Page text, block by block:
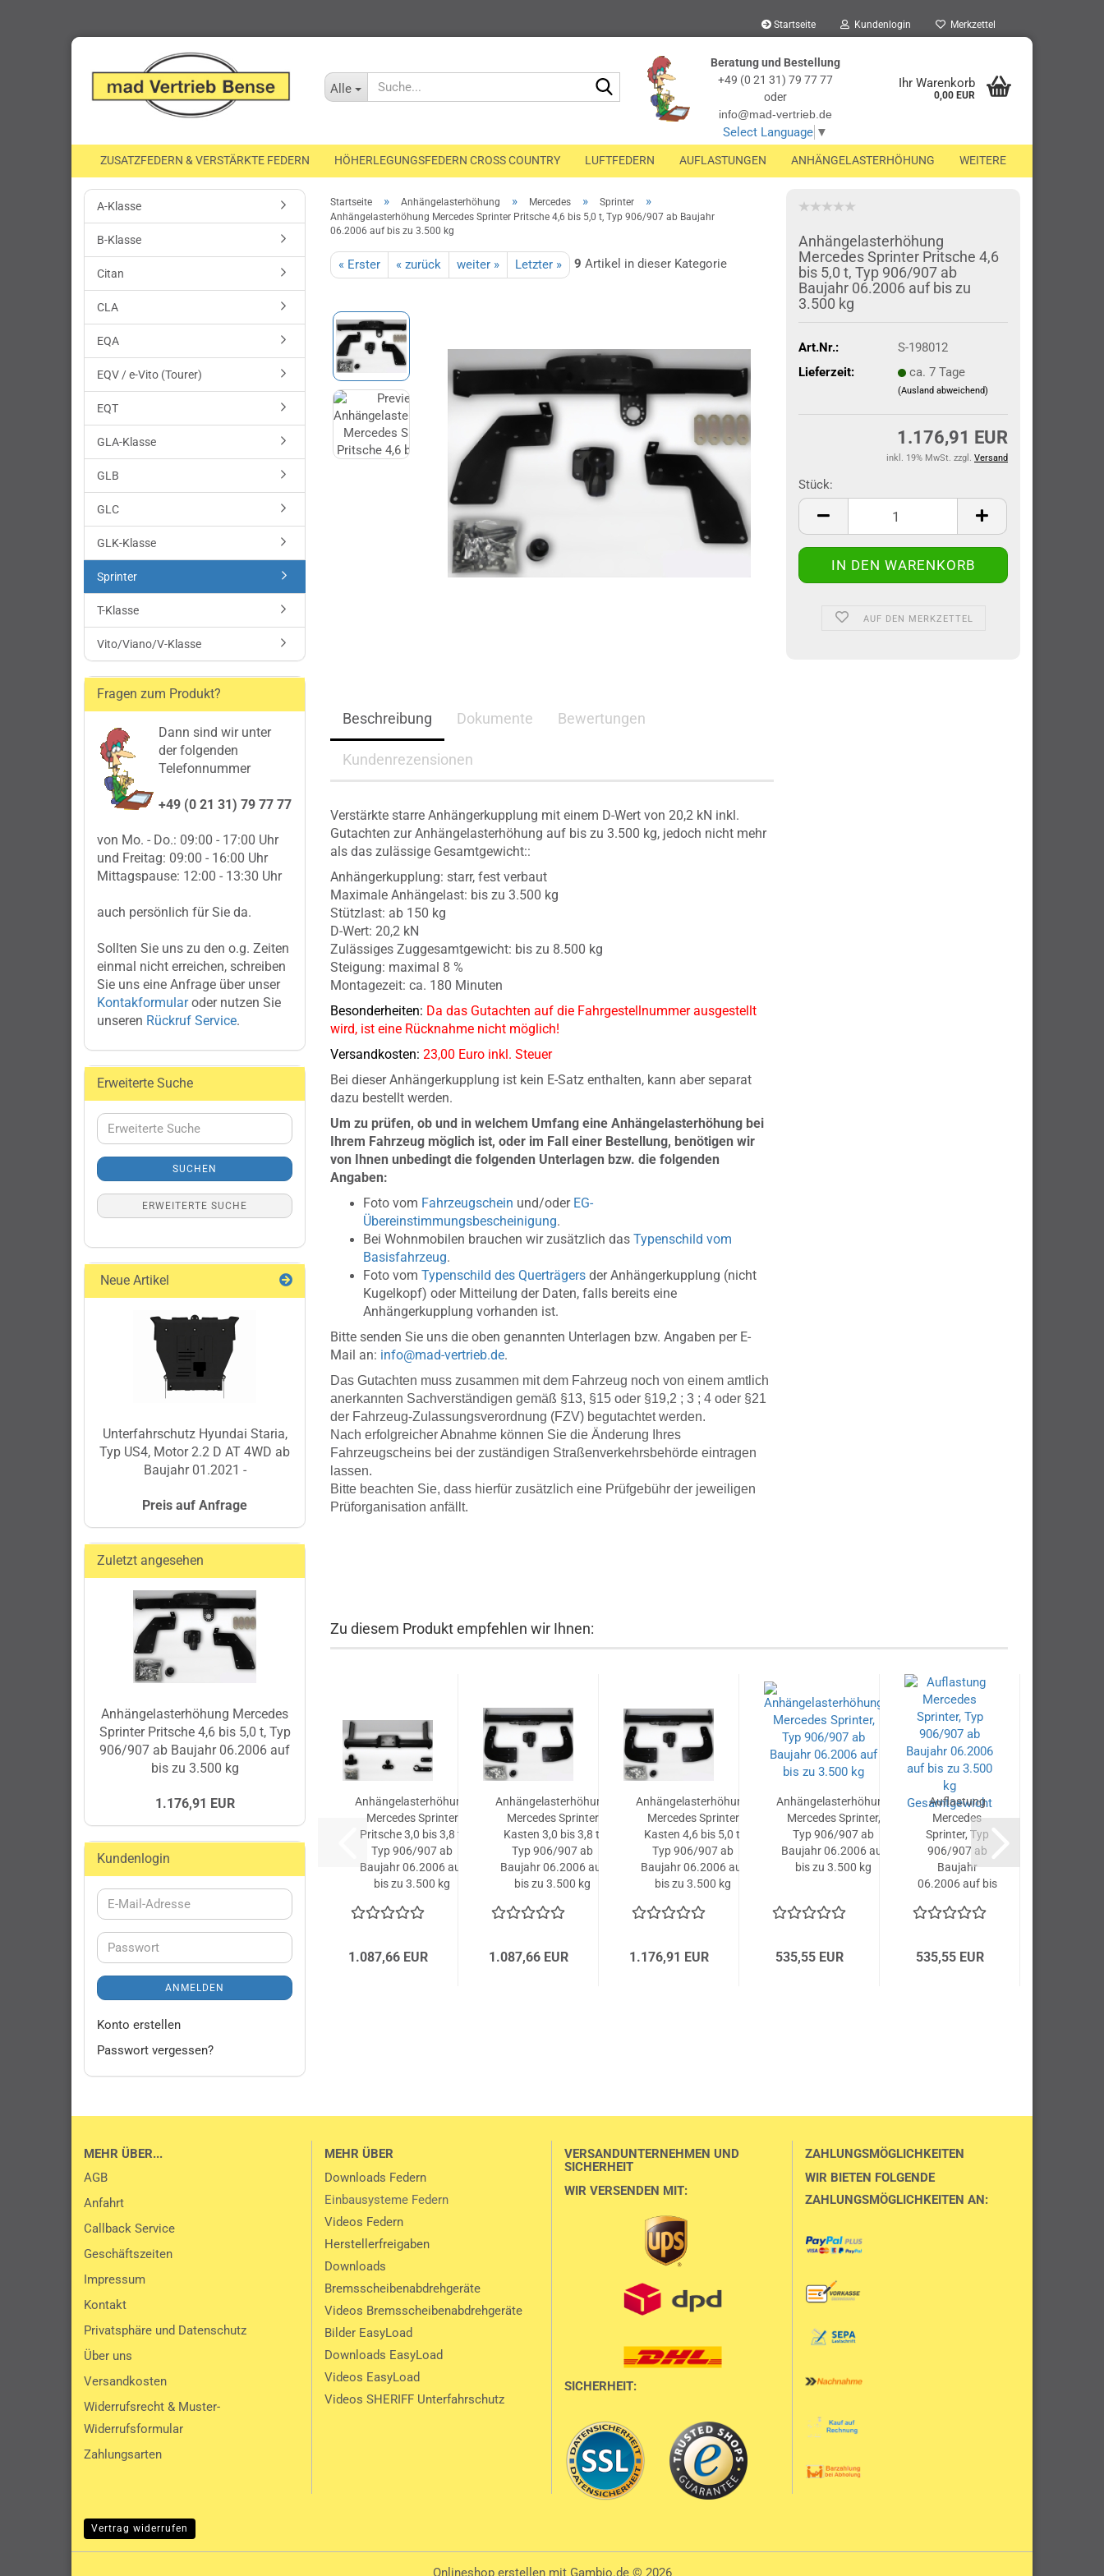
Startseite Kundenlogin Merkzettel
Alle
Suche...
Beratung und Bestellung
+49 (0 21 31) 79 77 77
oder
info@mad-vertrieb.de
Select Language ▼
Ihr Warenkorb
0,00 EUR
ZUSATZFEDERN & VERSTÄRKTE FEDERN HÖHERLEGUNGSFEDERN CROSS COUNTRY LUFTFEDERN AUFLASTUNGEN ANHÄNGELASTERHÖHUNG WEITERE
Startseite » Anhängelasterhöhung » Mercedes » Sprinter »
Anhängelasterhöhung Mercedes Sprinter Pritsche 4,6 bis 5,0 t, Typ 906/907 ab Baujahr
06.2006 auf bis zu 3.500 kg
« Erster « zurück weiter » Letzter » 9 Artikel in dieser Kategorie
Anhängelasterhöhung
Mercedes Sprinter Pritsche 4,6
bis 5,0 t, Typ 906/907 ab
Baujahr 06.2006 auf bis zu
3.500 kg
Art.Nr.:
S-198012
Lieferzeit:
ca. 7 Tage
(Ausland abweichend)
1.176,91 EUR
inkl. 19% MwSt. zzgl. Versand
Stück:
Stück
AUF DEN MERKZETTEL
Beschreibung Dokumente Bewertungen
Kundenrezensionen
Verstärkte starre Anhängerkupplung mit einem D-Wert von 20,2 kN inkl.
Gutachten zur Anhängelasterhöhung auf bis zu 3.500 kg, jedoch nicht mehr
als das zulässige Gesamtgewicht::
Anhängerkupplung: starr, fest verbaut
Maximale Anhängelast: bis zu 3.500 kg
Stützlast: ab 150 kg
D-Wert: 20,2 kN
Zulässiges Zuggesamtgewicht: bis zu 8.500 kg
Steigung: maximal 8 %
Montagezeit: ca. 180 Minuten
Besonderheiten: Da das Gutachten auf die Fahrgestellnummer ausgestellt
wird, ist eine Rücknahme nicht möglich!
Versandkosten: 23,00 Euro inkl. Steuer
Bei dieser Anhängerkupplung ist kein E-Satz enthalten, kann aber separat
dazu bestellt werden.
Um zu prüfen, ob und in welchem Umfang eine Anhängelasterhöhung bei
Ihrem Fahrzeug möglich ist, oder im Fall einer Bestellung, benötigen wir
von Ihnen unbedingt die folgenden Unterlagen bzw. die folgenden
Angaben:
Foto vom Fahrzeugschein und/oder EG-
Übereinstimmungsbescheinigung.
Bei Wohnmobilen brauchen wir zusätzlich das Typenschild vom
Basisfahrzeug.
Foto vom Typenschild des Querträgers der Anhängerkupplung (nicht
Kugelkopf) oder Mitteilung der Daten, falls bereits eine
Anhängerkupplung vorhanden ist.
Bitte senden Sie uns die oben genannten Unterlagen bzw. Angaben per E-
Mail an: info@mad-vertrieb.de.
Das Gutachten muss zusammen mit dem Fahrzeug noch von einem amtlich
anerkannten Sachverständigen gemäß §13, §15 oder §19,2 ; 3 ; 4 oder §21
der Fahrzeug-Zulassungsverordnung (FZV) begutachtet werden.
Nach erfolgreicher Abnahme können Sie die Änderung Ihres
Fahrzeugscheins bei der zuständigen Straßenverkehrsbehörde eintragen
lassen.
Bitte beachten Sie, dass hierfür zusätzlich eine Prüfgebühr der jeweiligen
Prüforganisation anfällt.
Zu diesem Produkt empfehlen wir Ihnen:
Anhängelasterhöhung
Mercedes Sprinter
Pritsche 3,0 bis 3,8 t,
Typ 906/907 ab
Baujahr 06.2006 auf
bis zu 3.500 kg
1.087,66 EUR
Anhängelasterhöhung
Mercedes Sprinter
Kasten 3,0 bis 3,8 t,
Typ 906/907 ab
Baujahr 06.2006 auf
bis zu 3.500 kg
1.087,66 EUR
Anhängelasterhöhung
Mercedes Sprinter
Kasten 4,6 bis 5,0 t,
Typ 906/907 ab
Baujahr 06.2006 auf
bis zu 3.500 kg
1.176,91 EUR
Anhängelasterhöhung
Mercedes Sprinter,
Typ 906/907 ab
Baujahr 06.2006 auf
bis zu 3.500 kg
535,55 EUR
Auflastung
Mercedes
Sprinter, Typ
906/907 ab
Baujahr
06.2006 auf bis
Gesamtgewicht
535,55 EUR
A-Klasse
B-Klasse
Citan
CLA
EQA
EQV / e-Vito (Tourer)
EQT
GLA-Klasse
GLB
GLC
GLK-Klasse
Sprinter
T-Klasse
Vito/Viano/V-Klasse
Fragen zum Produkt?
Dann sind wir unter
der folgenden
Telefonnummer
+49 (0 21 31) 79 77 77
von Mo. - Do.: 09:00 - 17:00 Uhr
und Freitag: 09:00 - 16:00 Uhr
Mittagspause: 12:00 - 13:30 Uhr
auch persönlich für Sie da.
Sollten Sie uns zu den o.g. Zeiten
einmal nicht erreichen, schreiben
Sie uns eine Anfrage über unser
Kontakformularoder nutzen Sie
unseren Rückruf Service.
Erweiterte Suche
Erweiterte
Suche
SUCHEN
ERWEITERTE SUCHE
Neue Artikel
Unterfahrschutz Hyundai Staria,
Typ US4, Motor 2.2 D AT 4WD ab
Baujahr 01.2021 -
Preis auf Anfrage
Zuletzt angesehen
Anhängelasterhöhung Mercedes
Sprinter Pritsche 4,6 bis 5,0 t, Typ
906/907 ab Baujahr 06.2006 auf
bis zu 3.500 kg
1.176,91 EUR
Kundenlogin
E-
Mail-
Passwort
ANMELDEN
Konto erstellen
Passwort vergessen?
MEHR ÜBER...
AGB
Anfahrt
Callback Service
Geschäftszeiten
Impressum
Kontakt
Privatsphäre und Datenschutz
Über uns
Versandkosten
Widerrufsrecht & Muster-
Widerrufsformular
Zahlungsarten
MEHR ÜBER
Downloads Federn
Einbausysteme Federn
Videos Federn
Herstellerfreigaben
Downloads
Bremsscheibenabdrehgeräte
Videos Bremsscheibenabdrehgeräte
Bilder EasyLoad
Downloads EasyLoad
Videos EasyLoad
Videos SHERIFF Unterfahrschutz
VERSANDUNTERNEHMEN UND
SICHERHEIT
WIR VERSENDEN MIT:
SICHERHEIT:
ZAHLUNGSMÖGLICHKEITEN
WIR BIETEN FOLGENDE
ZAHLUNGSMÖGLICHKEITEN AN:
Vertrag widerrufen
Onlineshop erstellenmit Gambio.de © 2026